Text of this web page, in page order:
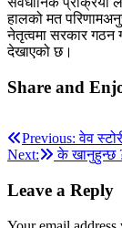
हालको मत
नेतृत्वमा सरकार गठन
देखाएको छ।
Share and
Post
navigation
Previous: वेव
Next:
के खानुहुन्छ ?
Leave a Reply